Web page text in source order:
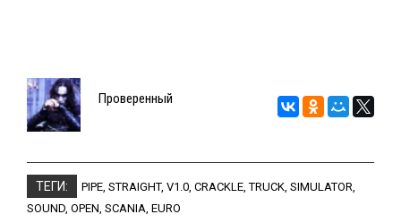
Проверенный
ТЕГИ: PIPE STRAIGHT, V1.0 CRACKLE ,TRUCK SIMULATOR
SOUND OPEN SCANIA EURO